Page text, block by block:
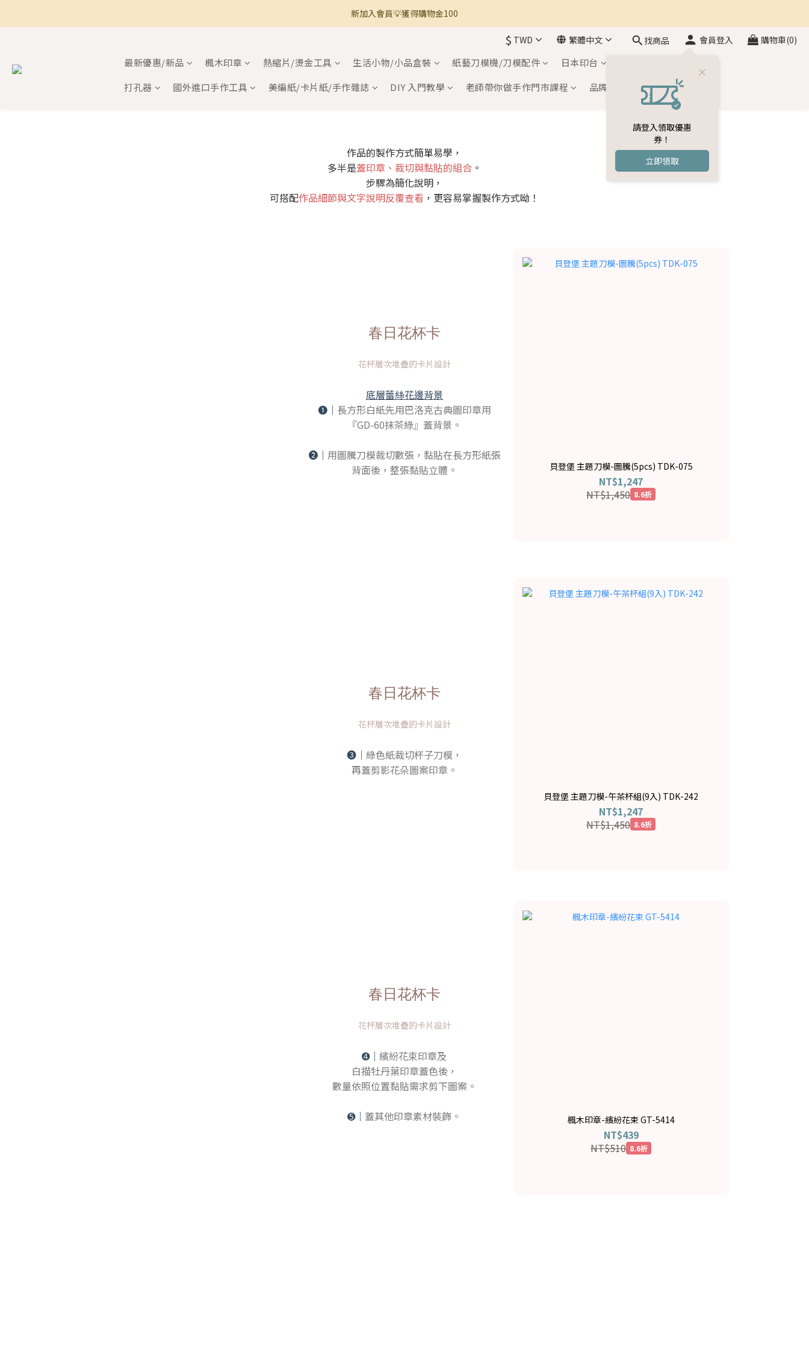
🚚 全館滿800免運 🚚
新加入會員💡獲得購物金100
$ TWD 繁體中文 找商品 會員登入
請登入領取優惠
券！
立即領取
購物車(0)
最新優惠/新品 楓木印章 熱縮片/燙金工具 生活小物/小品盒裝 紙藝刀模機/刀模配件 日本印台
打孔器
國外進口手作工具 美編紙/卡片紙/手作雜誌 DIY 入門教學 老師帶你做手作門市課程 品牌介紹 會員專區
作品的製作方式簡單易學，
多半是蓋印章、裁切與黏貼的組合 。
步驟為簡化說明，
可搭配作品細節與文字說明反覆查看 ，更容易掌握製作方式呦！
春日花杯卡
花杯層次堆疊的卡片設計
底層蕾絲花邊背景
❶｜ 長方形白紙先用巴洛克古典圖印章用
『GD-60抹茶綠』蓋背景。
➋｜ 用圖騰刀模裁切數張，黏貼在長方形紙張
背面後，整張黏貼立體。
貝登堡 主題刀模-圖騰(5pcs) TDK-075
NT$1,247
NT$1,450 8.6折
春日花杯卡
花杯層次堆疊的卡片設計
➌｜ 綠色紙裁切杯子刀模，
再蓋剪影花朵圖案印章。
貝登堡 主題刀模-午茶杯組(9入) TDK-242
NT$1,247
NT$1,450 8.6折
春日花杯卡
花杯層次堆疊的卡片設計
➍｜繽紛花束印章及
白描牡丹葉印章蓋色後，
數量依照位置黏貼需求剪下圖案。
➎｜ 蓋其他印章素材裝飾。 楓木印章-繽紛花束 GT-5414
NT$439
NT$510 8.6折